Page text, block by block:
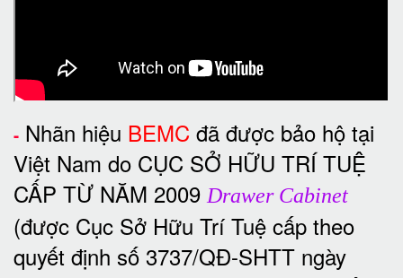
- Nhãn hiệu BEMC đã được bảo hộ tại
Việt Nam do CỤC SỞ HỮU TRÍ TUỆ
CẤP TỪ NĂM 2009Drawer Cabinet
(được Cục Sở Hữu Trí Tuệ cấp theo
quyết định số 3737/QĐ-SHTT ngày